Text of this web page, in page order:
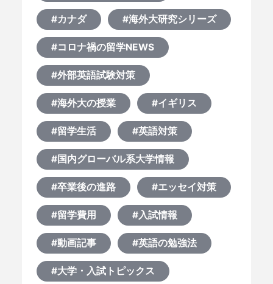
#カナダ #海外大研究シリーズ
#コロナ禍の留学NEWS
#外部英語試験対策
#海外大の授業 #イギリス
#留学生活 #英語対策
#国内グローバル系大学情報
#卒業後の進路 #エッセイ対策
#留学費用 #入試情報
#動画記事 #英語の勉強法
#大学・入試トピックス